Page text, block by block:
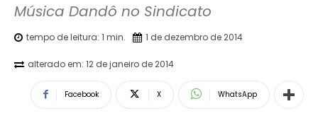
Música Dandô no Sindicato
tempo de leitura: 1 min. 1 de dezembro de 2014
alterado em: 12 de janeiro de 2014
Facebook X WhatsApp